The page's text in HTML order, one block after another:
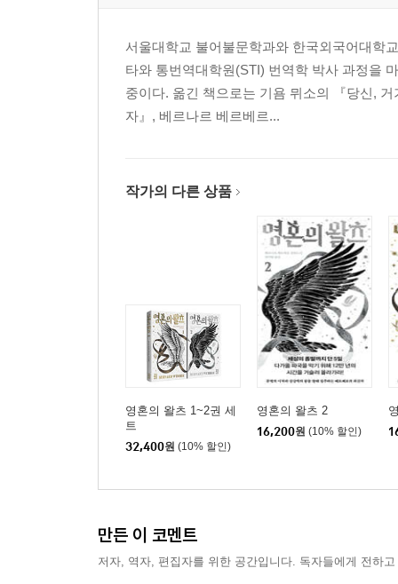
서울대학교 불어불문학과와 한국외국어대학
타와 통번역대학원(STI) 번역학 박사 과정을
중이다. 옮긴 책으로는 기욤 뮈소의 『당신,
자』, 베르나르 베르베르...
작가의 다른 상품
영혼의 왈츠 1~2권 세
트
32,400원 (10% 할인)
영혼의 왈츠 2
16,200원 (10% 할인)
만든 이 코멘트
저자, 역자, 편집자를 위한 공간입니다. 독자들에게 전하